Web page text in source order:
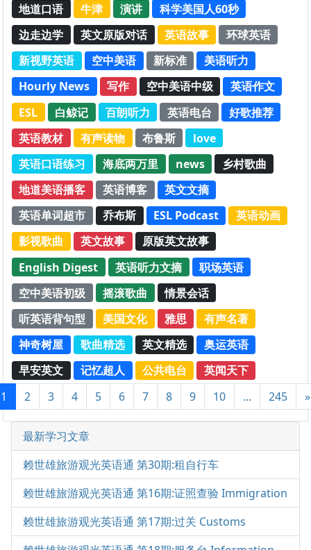
地道口语
牛津 演讲
科学美国人60秒
边走边学
英文原版对话 英语故事
环球英语
新视野英语
空中美语 新标准
美语听力
Hourly News
写作 空中美语中级
英语作文
ESL
白鲸记 百朗听力 英语电台
好歌推荐
英语教材
有声读物 布鲁斯
love
英语口语练习
海底两万里 news
乡村歌曲
地道美语播客
英语博客
英文文摘
英语单词超市
乔布斯 ESL Podcast
英语动画
影视歌曲
英文故事
原版英文故事
English Digest
英语听力文摘
职场英语
空中美语初级
摇滚歌曲
情景会话
听英语背句型
美国文化 雅思
有声名著
神奇树屋
歌曲精选 英文精选
奥运英语
早安英文
记忆超人 公共电台
英闻天下
1
2 3 4 5 6 7 8 9 10 ... 245 »
最新学习文章
赖世雄旅游观光英语通 第30期:租自行车
赖世雄旅游观光英语通 第16期:证照查验 Immigration
赖世雄旅游观光英语通 第17期:过关 Customs